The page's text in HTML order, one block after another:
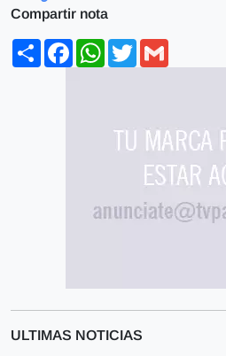
Compartir nota
ShareFacebookWhatsApp
Twitter
ULTIMAS NOTICIAS